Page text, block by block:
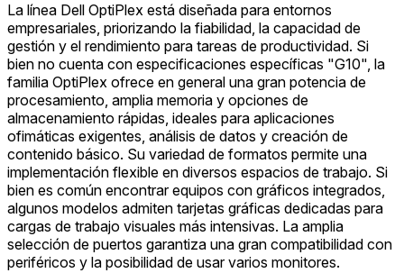
La línea Dell OptiPlex está diseñada para entornos
empresariales, priorizando la fiabilidad, la capacidad de
gestión y el rendimiento para tareas de productividad. Si
bien no cuenta con especificaciones específicas "G10", la
familia OptiPlex ofrece en general una gran potencia de
procesamiento, amplia memoria y opciones de
almacenamiento rápidas, ideales para aplicaciones
ofimáticas exigentes, análisis de datos y creación de
contenido básico. Su variedad de formatos permite una
implementación flexible en diversos espacios de trabajo. Si
bien es común encontrar equipos con gráficos integrados,
algunos modelos admiten tarjetas gráficas dedicadas para
cargas de trabajo visuales más intensivas. La amplia
selección de puertos garantiza una gran compatibilidad con
periféricos y la posibilidad de usar varios monitores.